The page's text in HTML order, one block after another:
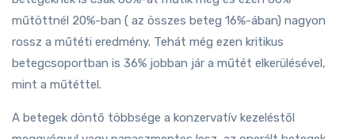
műtöttnél 20%-ban ( az összes beteg 16%-ában) nagyon
rossz a műtéti eredmény. Tehát még ezen kritikus
betegcsoportban is 36% jobban jár a műtét elkerülésével,
mint a műtéttel.
A betegek döntő többsége a konzervatív kezeléstől